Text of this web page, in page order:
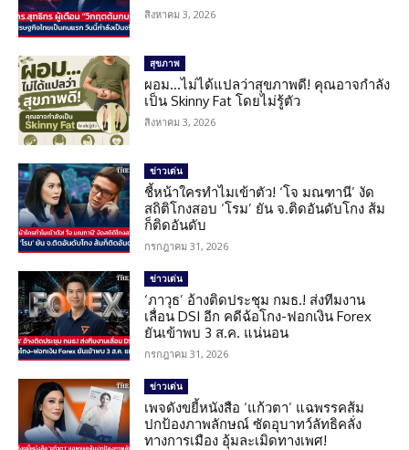
สิงหาคม 3, 2026
สุขภาพ
ผอม…ไม่ได้แปลว่าสุขภาพดี! คุณอาจกำลัง
เป็น Skinny Fat โดยไม่รู้ตัว
สิงหาคม 3, 2026
ข่าวเด่น
ชี้หน้าใครทำไมเข้าตัว! ‘โจ มณฑานี’ งัด
สถิติโกงสอบ ‘โรม’ ยัน จ.ติดอันดับโกง ส้ม
ก็ติดอันดับ
กรกฎาคม 31, 2026
ข่าวเด่น
‘ภาวุธ’ อ้างติดประชุม กมธ.! ส่งทีมงาน
เลื่อน DSI อีก คดีฉ้อโกง-ฟอกเงิน Forex
ยันเข้าพบ 3 ส.ค. แน่นอน
กรกฎาคม 31, 2026
ข่าวเด่น
เพจดังขยี้หนังสือ ‘แก้วตา’ แฉพรรคส้ม
ปกป้องภาพลักษณ์ ซัดอุบาทว์ลัทธิคลั่ง
ทางการเมือง อุ้มละเมิดทางเพศ!